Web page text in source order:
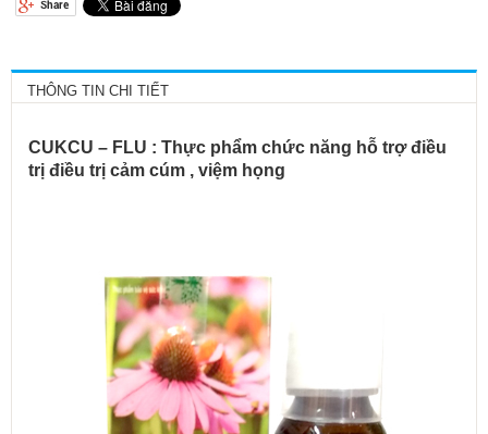
THÔNG TIN CHI TIẾT
CUKCU – FLU : Thực phẩm chức năng hỗ trợ điều
trị điều trị cảm cúm , việm họng